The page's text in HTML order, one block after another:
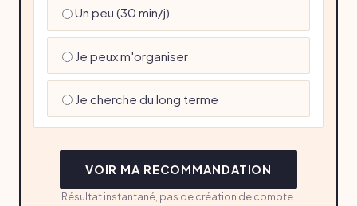
Un peu (30 min/j)
Je peux m'organiser
Je cherche du long terme
VOIR MA RECOMMANDATION
Résultat instantané, pas de création de compte.